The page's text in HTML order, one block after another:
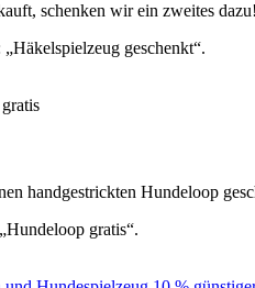
schenken wir ein zweites dazu!
geschenkt“.
handgestrickten Hundeloop
gratis“.